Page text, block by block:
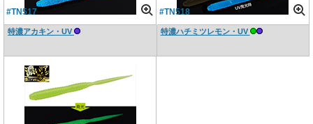
#TN517
特濃アカキン・UV
#TN518
特濃ハチミツレモン・UV